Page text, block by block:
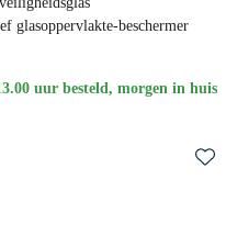
glasoppervlakte-beschermer
uur besteld, morgen in huis